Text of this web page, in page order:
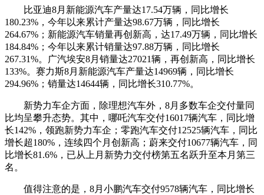
比亚迪8月新能源汽车产量达17.54万辆，同比增长
180.23%，今年以来累计产量达98.67万辆，同比增长
264.67%；新能源汽车销量再创新高，达17.49万辆，同比增长
184.84%；今年以来累计销量达97.88万辆，同比增长
267.31%。广汽埃安8月销量达27021辆，再创新高，同比增长
133%。赛力斯8月新能源汽车产量达14969辆，同比增长
294.96%；销量达14644辆，同比增长310.77%。
新势力车企方面，除理想汽车外，8月多数车企交付量同
比均呈攀升态势。其中，哪吒汽车交付16017辆汽车，同比增
长142%，领跑新势力车企；零跑汽车交付12525辆汽车，同比
增长超180%，连续四个月创新高；蔚来交付10677辆汽车，同
比增长81.6%，已从上月新势力交付榜第五名跃升至本月第三
名。
值得注意的是，8月小鹏汽车交付9578辆汽车，同比增长